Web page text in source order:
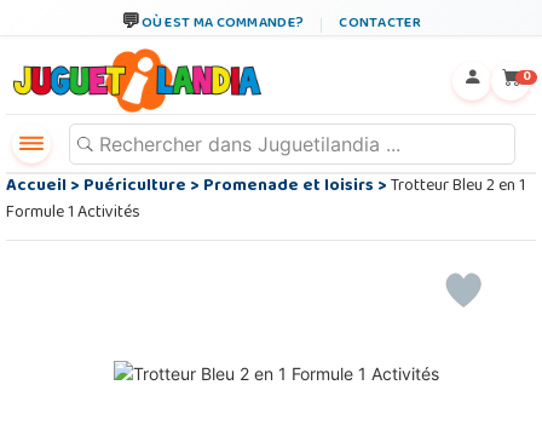
OÙ EST MA COMMANDE? CONTACTER
0
Accueil>Puériculture>Promenade et loisirs>Trotteur Bleu 2 en 1
Formule 1 Activités